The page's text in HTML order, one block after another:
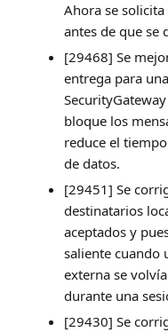
Ahora se
antes de que se
[29468] Se
entrega para
bloque los
reduce el
de datos.
[29451] Se
destinatarios
aceptados y
saliente cuando
externa se
durante una
[29430] Se